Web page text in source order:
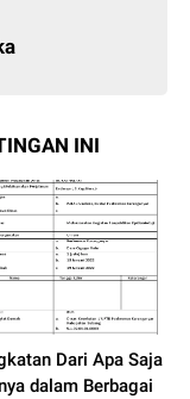
INI
Dari Apa Saja
dalam Berbagai